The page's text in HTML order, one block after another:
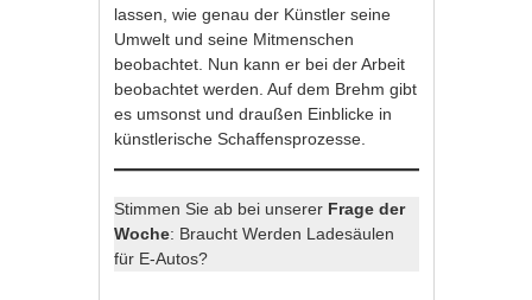
lassen, wie genau der Künstler seine
Umwelt und seine Mitmenschen
beobachtet. Nun kann er bei der Arbeit
beobachtet werden. Auf dem Brehm gibt
es umsonst und draußen Einblicke in
künstlerische Schaffensprozesse.
Stimmen Sie ab bei unserer Frage der
Woche: Braucht Werden Ladesäulen
für E-Autos?